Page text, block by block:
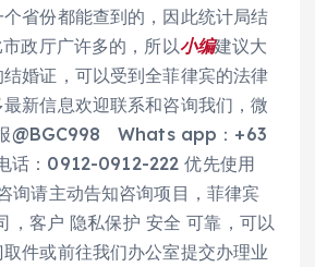
省份都能查到的，因此统计局结
政厅广许多的，所以小编建议大
婚证，可以受到全菲律宾的法律
新信息欢迎联系和咨询我们，微
@BGC998 Whats app：+63
话：0912-0912-222 优先使用
询请主动告知咨询项目，菲律宾
，客户 隐私保护 安全 可靠，可以
件或前往我们办公室提交办理业